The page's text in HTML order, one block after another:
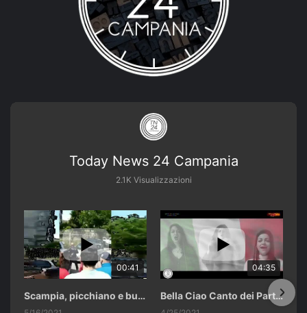
Today News 24 Campania
2.1K Visualizzazioni
00:41
Scampia, picchiano e buttano in un cassonetto un uomo accusato di abusi sui nipotini.
04:35
Bella Ciao Canto dei Partigiani 25 Aprile 2021 Soulshine Gospel Choir Riardo (CE)